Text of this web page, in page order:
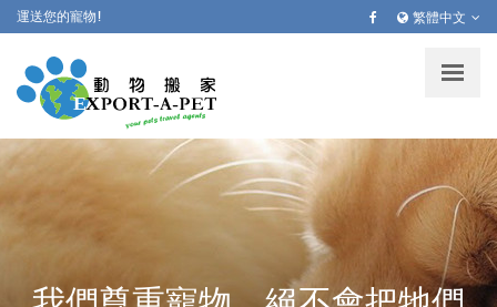
移
至
內
運送您的寵物! 繁體中文